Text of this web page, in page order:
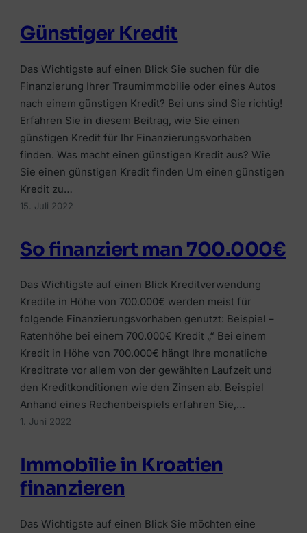
Zur Übersicht Versicherung →
Zum Ratgeber →
Zur Übersicht Ratgeber →
Günstiger Kredit
Das Wichtigste auf einen Blick Sie suchen für die
Finanzierung Ihrer Traumimmobilie oder eines Autos
nach einem günstigen Kredit? Bei uns sind Sie richtig!
Erfahren Sie in diesem Beitrag, wie Sie einen
günstigen Kredit für Ihr Finanzierungsvorhaben
finden. Was macht einen günstigen Kredit aus? Wie
Sie einen günstigen Kredit finden Um einen günstigen
Kredit zu…
15. Juli 2022
So finanziert man 700.000€
Das Wichtigste auf einen Blick Kreditverwendung
Kredite in Höhe von 700.000€ werden meist für
folgende Finanzierungsvorhaben genutzt: Beispiel –
Ratenhöhe bei einem 700.000€ Kredit „“ Bei einem
Kredit in Höhe von 700.000€ hängt Ihre monatliche
Kreditrate vor allem von der gewählten Laufzeit und
den Kreditkonditionen wie den Zinsen ab. Beispiel
Anhand eines Rechenbeispiels erfahren Sie,…
1. Juni 2022
Immobilie in Kroatien
finanzieren
Das Wichtigste auf einen Blick Sie möchten eine